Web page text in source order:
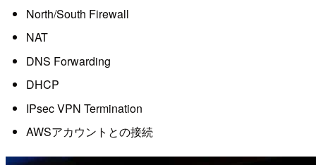
North/South Firewall
NAT
DNS Forwarding
DHCP
IPsec VPN Termination
AWSアカウントとの接続